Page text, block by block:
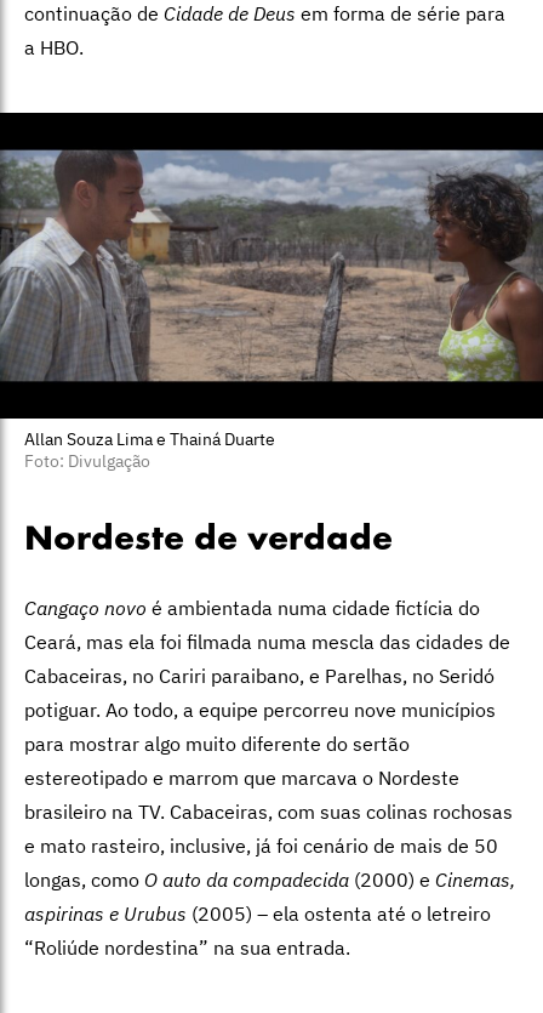
continuação de Cidade de Deus em forma de série para
a HBO.
Allan Souza Lima e Thainá Duarte
Foto: Divulgação
Nordeste de verdade
Cangaço novo é ambientada numa cidade fictícia do
Ceará, mas ela foi filmada numa mescla das cidades de
Cabaceiras, no Cariri paraibano, e Parelhas, no Seridó
potiguar. Ao todo, a equipe percorreu nove municípios
para mostrar algo muito diferente do sertão
estereotipado e marrom que marcava o Nordeste
brasileiro na TV. Cabaceiras, com suas colinas rochosas
e mato rasteiro, inclusive, já foi cenário de mais de 50
longas, como O auto da compadecida (2000) e Cinemas,
aspirinas e Urubus (2005) – ela ostenta até o letreiro
“Roliúde nordestina” na sua entrada.